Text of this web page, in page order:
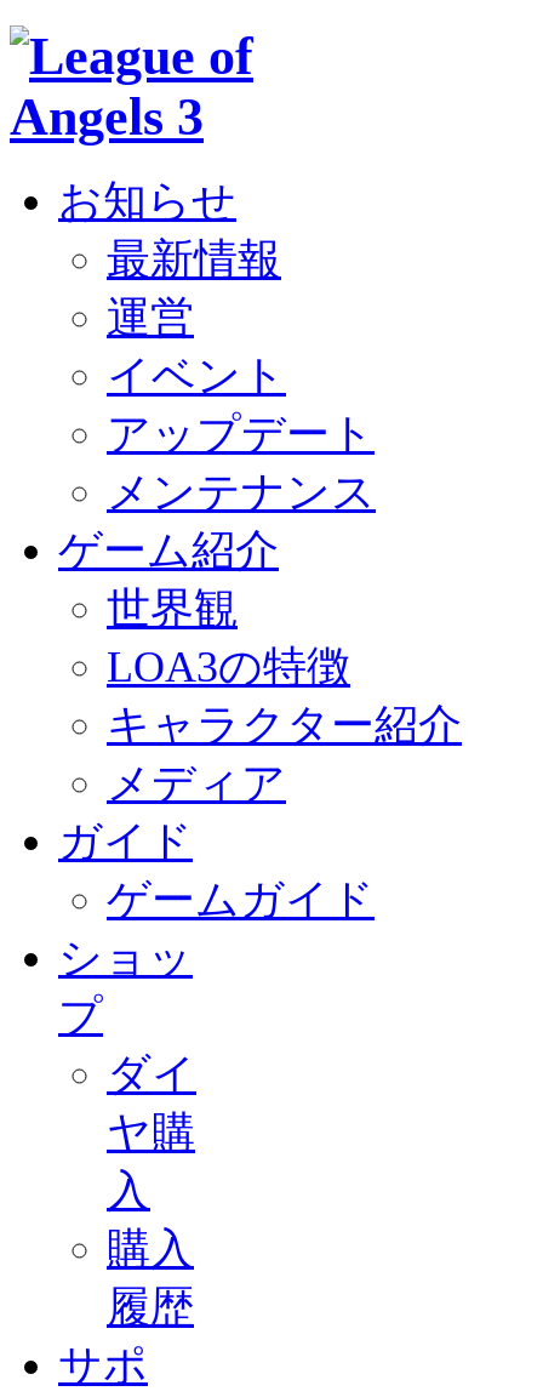
お知らせ
最新情報
運営
イベント
アップデート
メンテナンス
ゲーム紹介
世界観
LOA3の特徴
キャラクター紹介
メディア
ガイド
ゲームガイド
ショッ
プ
ダイ
ヤ購
入
購入
履歴
サポ